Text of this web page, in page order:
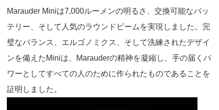
Marauder Miniは7,000ルーメンの明るさ、交換可能なバッ
テリー、そして人気のラウンドビームを実現しました。完
璧なバランス、エルゴノミクス、そして洗練されたデザイ
ンを備えた Miniは、 Marauderの精神を凝縮し、手の届くパ
ワーとしてすべての人のために作られたものであることを
証明しました。